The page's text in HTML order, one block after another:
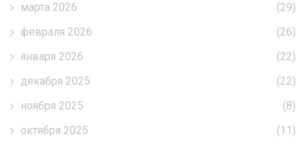
марта 2026
(29)
февраля 2026
(26)
января 2026
(22)
декабря 2025
(22)
ноября 2025
(8)
октября 2025
(11)